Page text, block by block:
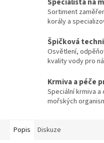
Sortiment
korály a
Špičková
Osvětlení,
kvality vody pro
Krmiva a péče
Speciální krmiva
mořských
Popis Diskuze